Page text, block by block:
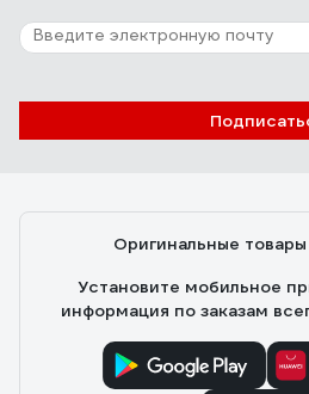
снижается световой поток, нет
эффекта (для меня этот
мерцание лампы /если это
Отзыв об эпре Navigator NB-
82435
Сергей А.
Эффектно рвануло!!! И всего за
Оригинальные товары
Установите мобильное
информация по заказам